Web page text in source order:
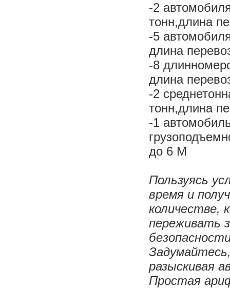
-2
тонн,длина
-5
длина
-8
длина
-2
тонн,длина
-1
до 6 М
Пользуясь
время и
количестве,
переживать
разыскивая
Простая